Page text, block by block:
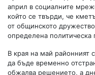
април в социалните
който се твърди, че
от общинското дружество
определена политическа
В края на май районният
да бъде временно
обжалва решението, а